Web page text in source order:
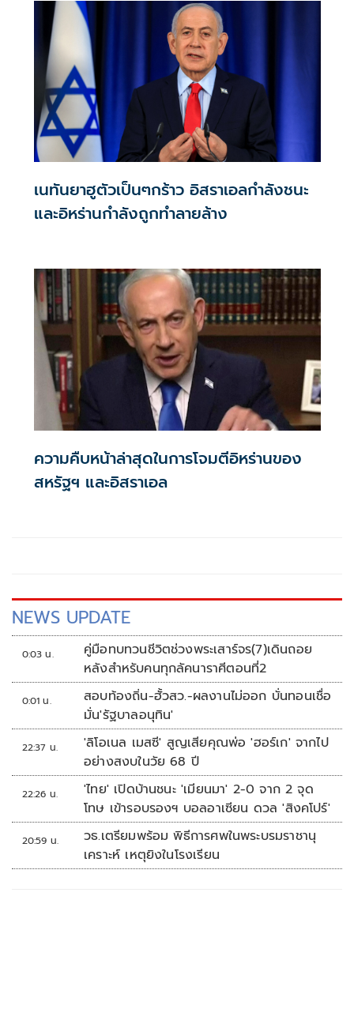
เนทันยาฮูตัวเป็นๆกร้าว อิสราเอลกำลังชนะ
และอิหร่านกำลังถูกทำลายล้าง
ความคืบหน้าล่าสุดในการโจมตีอิหร่านของ
สหรัฐฯ และอิสราเอล
NEWS UPDATE
0:03 น.
คู่มือทบทวนชีวิตช่วงพระเสาร์จร(7)เดินถอย
หลังสำหรับคนทุกลัคนาราศีตอนที่2
0:01 น.
สอบท้องถิ่น-ฮั้วสว.-ผลงานไม่ออก บั่นทอนเชื่อ
มั่น'รัฐบาลอนุทิน'
22:37 น.
'ลิโอเนล เมสซี' สูญเสียคุณพ่อ 'ฮอร์เก' จากไป
อย่างสงบในวัย 68 ปี
22:26 น.
'ไทย' เปิดบ้านชนะ 'เมียนมา' 2-0 จาก 2 จุด
โทษ เข้ารอบรองฯ บอลอาเซียน ดวล 'สิงคโปร์'
20:59 น.
วธ.เตรียมพร้อม พิธีการศพในพระบรมราชานุ
เคราะห์ เหตุยิงในโรงเรียน